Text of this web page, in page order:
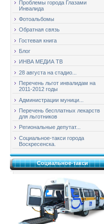
Проблемы города Глазами
Инвалида
Фотоальбомы
Обратная связь
Гостевая книга
Блог
ИНВА МЕДИА ТВ
28 августа на стадио...
Перечень льгот инвалидам на
2011-2012 годы
Администрации муници...
Перечень бесплатных лекарств
для льготников
Региональные депутат...
Социальное-такси города
Воскресенска.
Социальное-такси